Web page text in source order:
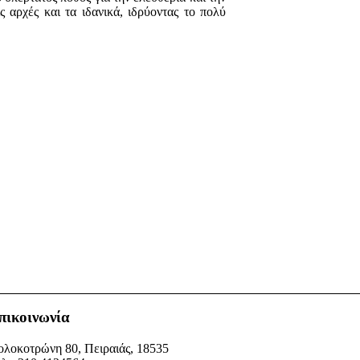
και τα ιδανικά, ιδρύοντας το πολύ
80, Πειραιάς, 18535